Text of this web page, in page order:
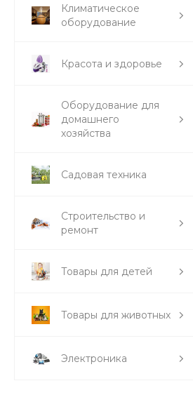
Климатическое
оборудование
Красота и здоровье
Оборудование для
домашнего
хозяйства
Садовая техника
Строительство и
ремонт
Товары для детей
Товары для животных
Электроника